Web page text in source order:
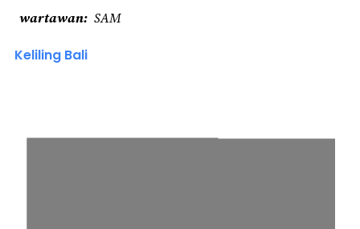
wartawan SAM
Keliling Bali